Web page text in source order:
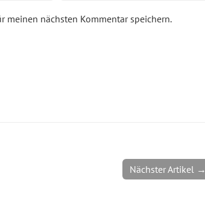
meinen nächsten Kommentar speichern.
Nächster Artikel →